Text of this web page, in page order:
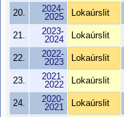
20.
2024-
2025
Lokaúrslit
21.
2023-
2024
Lokaúrslit
22.
2022-
2023
Lokaúrslit
23.
2021-
2022
Lokaúrslit
24.
2020-
2021
Lokaúrslit